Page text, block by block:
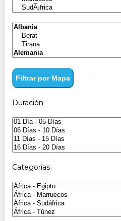
Filtrar por Mapa
Duración
Categorías